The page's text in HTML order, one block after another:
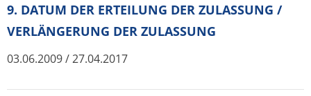
9. DATUM DER ERTEILUNG DER ZULASSUNG /
VERLÄNGERUNG DER ZULASSUNG
03.06.2009 / 27.04.2017